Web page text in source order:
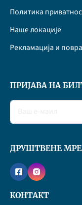
Политика
Наше локације
Рекламација и
ПРИЈАВА НА
ДРУШТВЕНЕ
КОНТАКТ